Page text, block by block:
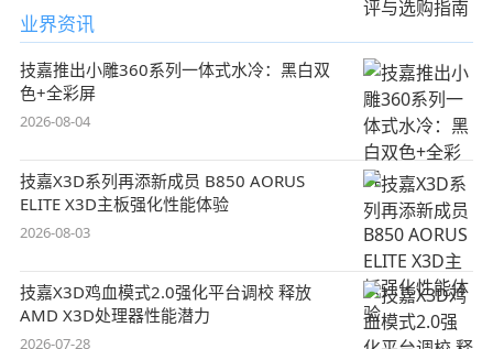
业界资讯
技嘉推出小雕360系列一体式水冷：黑白双
色+全彩屏
2026-08-04
技嘉X3D系列再添新成员 B850 AORUS
ELITE X3D主板强化性能体验
2026-08-03
技嘉X3D鸡血模式2.0强化平台调校 释放
AMD X3D处理器性能潜力
2026-07-28